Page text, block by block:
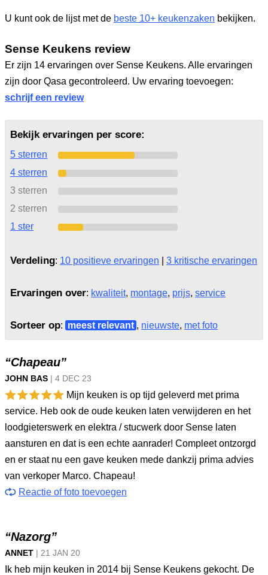
U kunt ook de lijst met de beste 10+ keukenzaken bekijken.
Sense Keukens review
Er zijn 14 ervaringen over Sense Keukens. Alle ervaringen
zijn door Qasa gecontroleerd. Uw ervaring toevoegen:
schrijf een review
Bekijk ervaringen per score:
5 sterren
4 sterren
3 sterren
2 sterren
1 ster
Verdeling: 10 positieve ervaringen 3 kritische ervaringen
Ervaringen over: kwaliteit, montage, prijs, service
Sorteer op: meest relevant , nieuwste, met foto
“Chapeau”
JOHN BAS | 4 DEC 23
Mijn keuken is op tijd geleverd met prima
service. Heb ook de oude keuken laten verwijderen en het
loodgieterswerk en elektra / stucwerk door Sense laten
aansturen en dat is een echte aanrader! Compleet ontzorgd
en er staat nu een gave keuken mede dankzij prima advies
van verkoper Marco. Chapeau!
Reactie of foto toevoegen
“Nazorg”
ANNET | 21 JAN 20
Ik heb mijn keuken in 2014 bij Sense Keukens gekocht. De